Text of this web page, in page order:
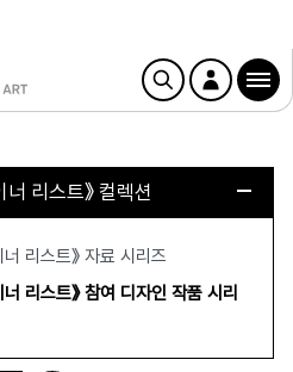
리스트》 컬렉션
리스트》 자료 시리즈
리스트》 참여 디자인 작품 시리